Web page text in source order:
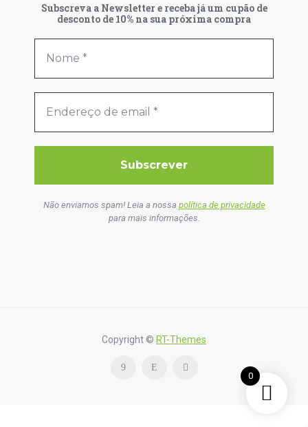
Subscreva a Newsletter e receba já um cupão de
desconto de 10% na sua próxima compra
Não enviamos spam! Leia a nossa política de privacidade
para mais informações.
Copyright © RT-Themes
0